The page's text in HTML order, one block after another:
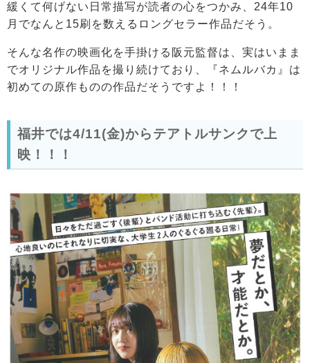
緩くて何げない日常描写が読者の心をつかみ、24年10
月でなんと15刷を数えるロングセラー作品だそう。
そんな名作の映画化を手掛ける阪元監督は、実はいまま
でオリジナル作品を撮り続けており、『ネムルバカ』は
初めての原作ものの作品だそうですよ！！！
福井では4/11(金)からテアトルサンクで上
映！！！